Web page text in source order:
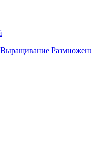
Выращивание